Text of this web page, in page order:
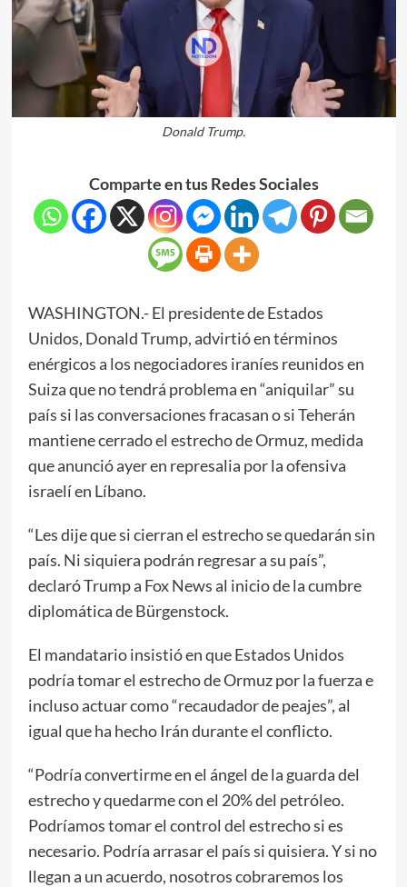
Donald Trump.
Comparte en tus Redes Sociales
WASHINGTON.- El presidente de Estados
Unidos, Donald Trump, advirtió en términos
enérgicos a los negociadores iraníes reunidos en
Suiza que no tendrá problema en “aniquilar” su
país si las conversaciones fracasan o si Teherán
mantiene cerrado el estrecho de Ormuz, medida
que anunció ayer en represalia por la ofensiva
israelí en Líbano.
“Les dije que si cierran el estrecho se quedarán sin
país. Ni siquiera podrán regresar a su país”,
declaró Trump a Fox News al inicio de la cumbre
diplomática de Bürgenstock.
El mandatario insistió en que Estados Unidos
podría tomar el estrecho de Ormuz por la fuerza e
incluso actuar como “recaudador de peajes”, al
igual que ha hecho Irán durante el conflicto.
“Podría convertirme en el ángel de la guarda del
estrecho y quedarme con el 20% del petróleo.
Podríamos tomar el control del estrecho si es
necesario. Podría arrasar el país si quisiera. Y si no
llegan a un acuerdo, nosotros cobraremos los